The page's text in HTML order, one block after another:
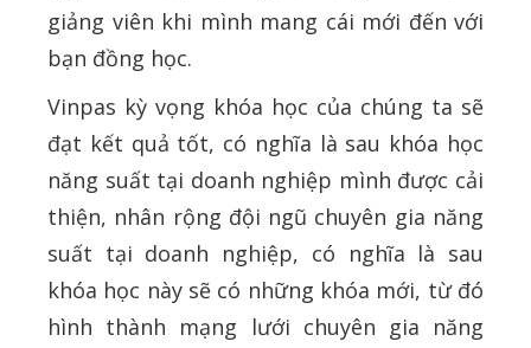
giảng viên khi mình mang cái mới đến với
bạn đồng học.
Vinpas kỳ vọng khóa học của chúng ta sẽ
đạt kết quả tốt, có nghĩa là sau khóa học
năng suất tại doanh nghiệp mình được cải
thiện, nhân rộng đội ngũ chuyên gia năng
suất tại doanh nghiệp, có nghĩa là sau
khóa học này sẽ có những khóa mới, từ đó
hình thành mạng lưới chuyên gia năng